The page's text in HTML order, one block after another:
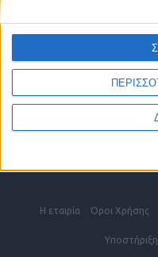
info@kritikes-
Η εταιρία Όροι Xρήσης
Υποστήριξη